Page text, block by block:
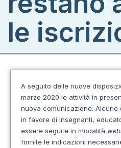
le
A seguito delle nuove
marzo 2020 le attività in
nuova comunicazione. Alcune
in favore di insegnanti,
essere seguite in modalità
fornite le indicazioni